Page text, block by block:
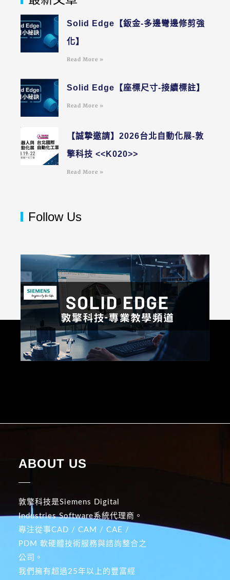
Solid Edge【鈑金-多邊彎邊修剪強
化】
Read More »
Solid Edge【座標尺寸-接續標註】
Read More »
【誠摯邀請】2026台北自動化展-敦
擎科技 <<K020>>
Read More »
Follow Us
ABOUT US
敦擎科技是Siemens Digital
Industries Software系統代理商。
專注從事CAD / CAM / CAE /
PDM 軟硬體技術服務與諮詢整合之
公司。
我們擁有超過25年以上的豐富經